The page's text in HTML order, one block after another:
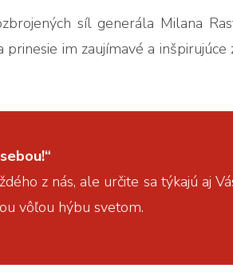
síl generála Milana
im zaujímavé a inšpirujúce
z nás, ale určite sa týkajú aj
vôľou hýbu svetom.